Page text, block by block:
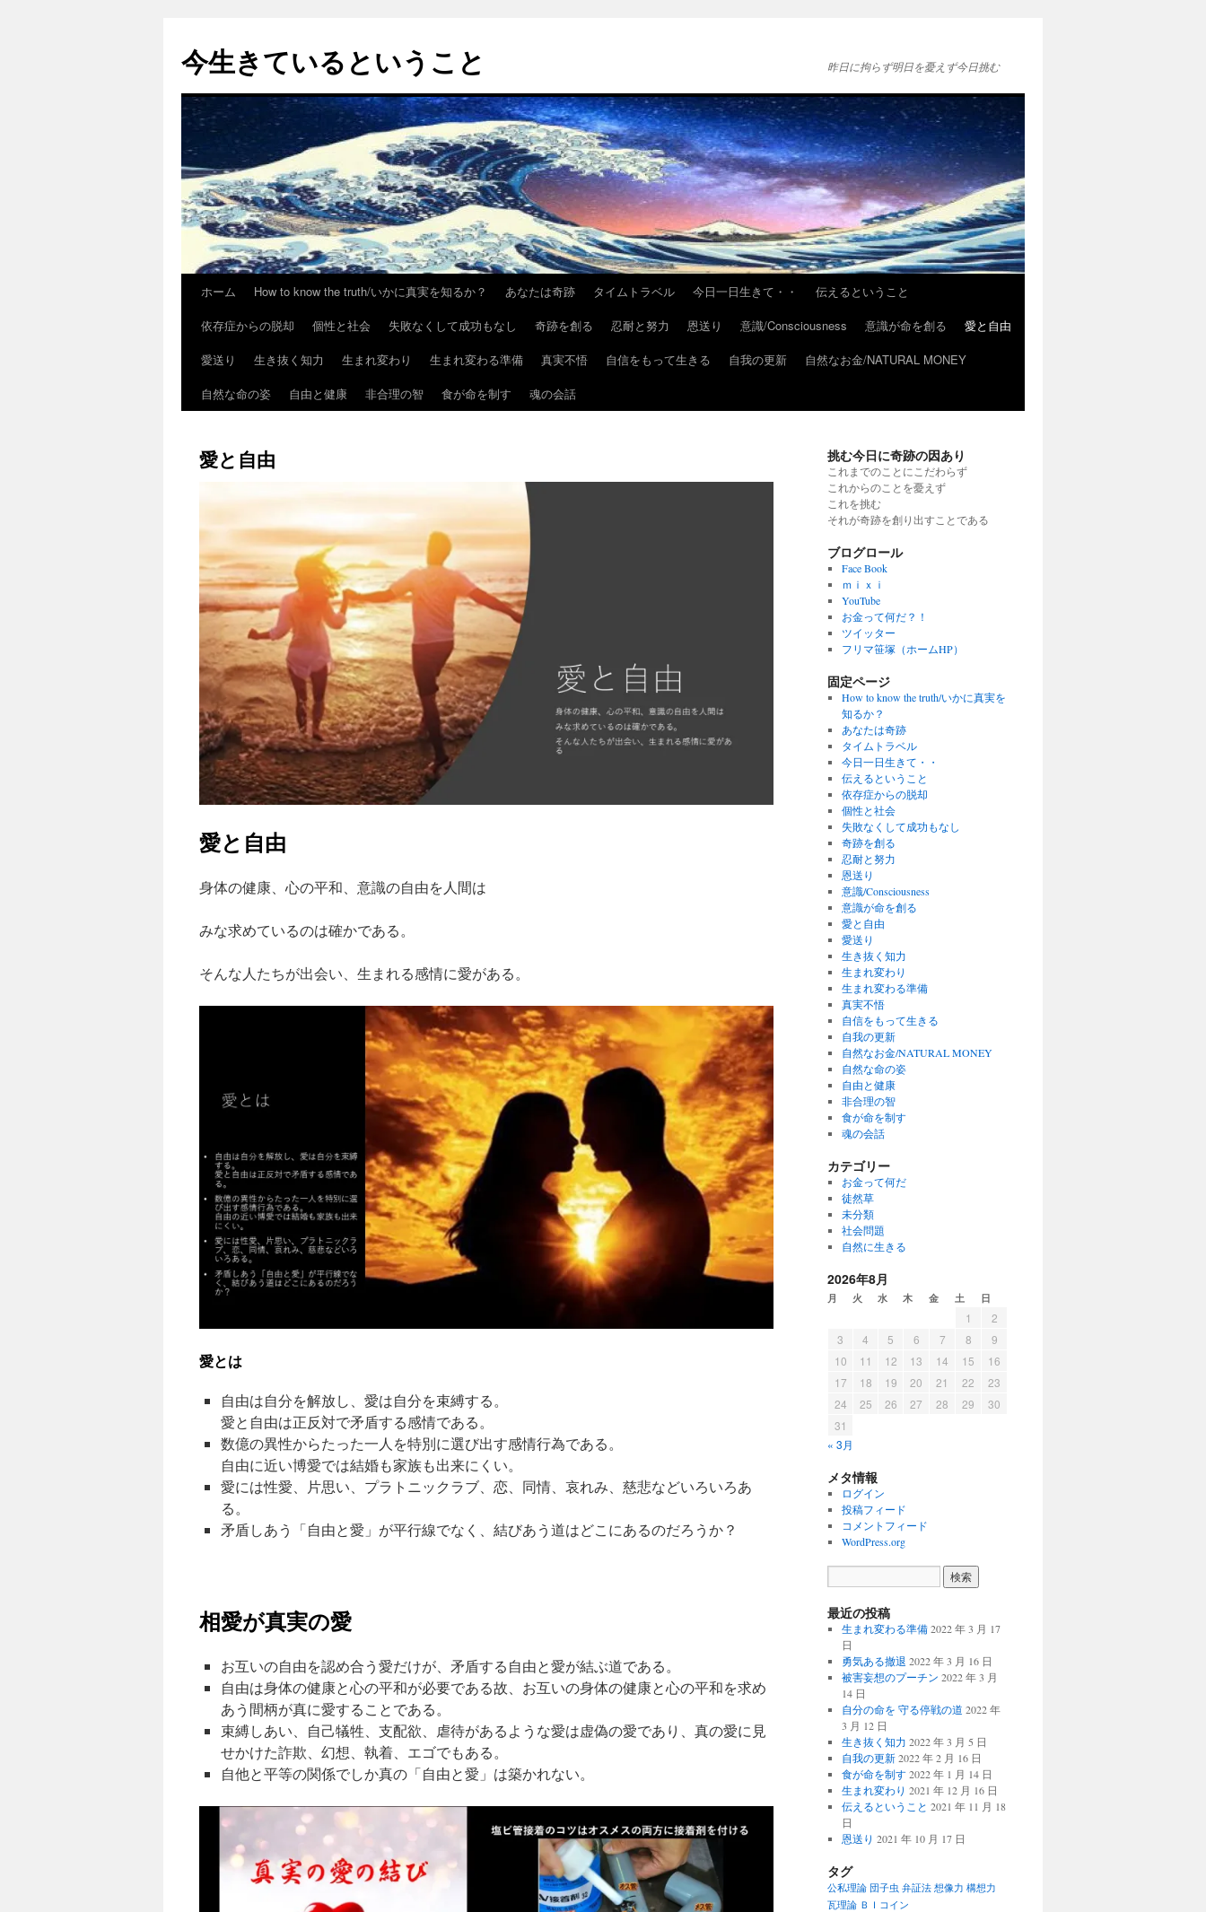
今生きているということ 昨日に拘らず明日を憂えず今日挑む
へ
キ
ッ
プ
ホーム How to know the truth/いかに真実を知るか？ あなたは奇跡 タイムトラベル 今日一日生きて・・
伝えるということ
依存症からの脱却
個性と社会 失敗なくして成功もなし 奇跡を創る 忍耐と努力 恩送り 意識/Consciousness 意識が命を創る
愛と自由
愛送り
生き抜く知力 生まれ変わり 生まれ変わる準備 真実不悟 自信をもって生きる 自我の更新
自然なお金/NATURAL MONEY
自然な命の姿
自由と健康 非合理の智 食が命を制す 魂の会話
愛と自由
愛と自由
身体の健康、心の平和、意識の自由を人間は
みな求めているのは確かである。
そんな人たちが出会い、生まれる感情に愛がある。
愛とは
自由は自分を解放し、愛は自分を束縛する。
愛と自由は正反対で矛盾する感情である。
数億の異性からたった一人を特別に選び出す感情行為である。
自由に近い博愛では結婚も家族も出来にくい。
愛には性愛、片思い、プラトニックラブ、恋、同情、哀れみ、慈悲などいろいろあ
る。
矛盾しあう「自由と愛」が平行線でなく、結びあう道はどこにあるのだろうか？
相愛が真実の愛
お互いの自由を認め合う愛だけが、矛盾する自由と愛が結ぶ道である。
自由は身体の健康と心の平和が必要である故、お互いの身体の健康と心の平和を求め
あう間柄が真に愛することである。
束縛しあい、自己犠牲、支配欲、虐待があるような愛は虚偽の愛であり、真の愛に見
せかけた詐欺、幻想、執着、エゴでもある。
自他と平等の関係でしか真の「自由と愛」は築かれない。
挑む今日に奇跡の因あり
これまでのことにこだわらず
これからのことを憂えず
これを挑む
それが奇跡を創り出すことである
ブログロール
Face Book
ｍｉｘｉ
YouTube
お金って何だ？！
ツイッター
フリマ笹塚（ホームHP）
固定ページ
How to know the truth/いかに真実を
知るか？
あなたは奇跡
タイムトラベル
今日一日生きて・・
伝えるということ
依存症からの脱却
個性と社会
失敗なくして成功もなし
奇跡を創る
忍耐と努力
恩送り
意識/Consciousness
意識が命を創る
愛と自由
愛送り
生き抜く知力
生まれ変わり
生まれ変わる準備
真実不悟
自信をもって生きる
自我の更新
自然なお金/NATURAL MONEY
自然な命の姿
自由と健康
非合理の智
食が命を制す
魂の会話
カテゴリー
お金って何だ
徒然草
未分類
社会問題
自然に生きる
2026年8月
月 火 水 木 金 土 日
1
2
3
4 5 6 7 8
9
10
11 12 13 14 15
16
17
18 19 20 21 22
23
24
25 26 27 28 29
30
31
« 3月
メタ情報
ログイン
投稿フィード
コメントフィード
WordPress.org
最近の投稿
生まれ変わる準備 2022 年 3 月 17
日
勇気ある撤退 2022 年 3 月 16 日
被害妄想のプーチン 2022 年 3 月
14 日
自分の命を 守る停戦の道 2022 年
3 月 12 日
生き抜く知力 2022 年 3 月 5 日
自我の更新 2022 年 2 月 16 日
食が命を制す 2022 年 1 月 14 日
生まれ変わり 2021 年 12 月 16 日
伝えるということ 2021 年 11 月 18
日
恩送り 2021 年 10 月 17 日
タグ
公私理論 団子虫 弁証法 想像力 構想力
瓦理論 ＢＩコイン